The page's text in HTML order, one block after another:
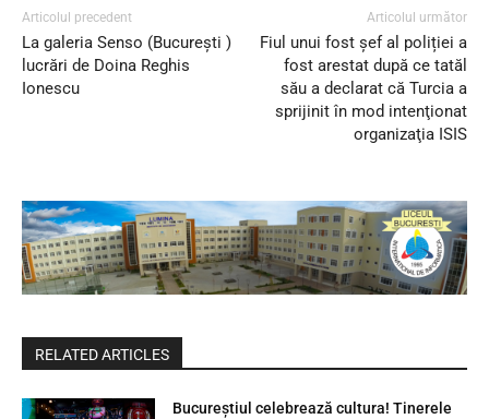
Articolul precedent
La galeria Senso (Bucureşti )
lucrări de Doina Reghis
Ionescu
Articolul următor
Fiul unui fost șef al poliției a
fost arestat după ce tatăl
său a declarat că Turcia a
sprijinit în mod intenţionat
organizaţia ISIS
RELATED ARTICLES
Bucureștiul celebrează cultura! Tinerele